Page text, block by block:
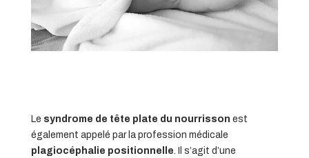
Le syndrome de tête plate du nourrisson est
également appelé par la profession médicale
plagiocéphalie positionnelle . Il s’agit d’une